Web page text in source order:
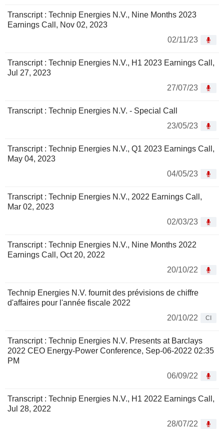
Transcript : Technip Energies N.V., Nine Months 2023
Earnings Call, Nov 02, 2023
02/11/23
Transcript : Technip Energies N.V., H1 2023 Earnings Call,
Jul 27, 2023
27/07/23
Transcript : Technip Energies N.V. - Special Call
23/05/23
Transcript : Technip Energies N.V., Q1 2023 Earnings Call,
May 04, 2023
04/05/23
Transcript : Technip Energies N.V., 2022 Earnings Call,
Mar 02, 2023
02/03/23
Transcript : Technip Energies N.V., Nine Months 2022
Earnings Call, Oct 20, 2022
20/10/22
Technip Energies N.V. fournit des prévisions de chiffre
d'affaires pour l'année fiscale 2022
20/10/22
CI
Transcript : Technip Energies N.V. Presents at Barclays
2022 CEO Energy-Power Conference, Sep-06-2022 02:35
PM
06/09/22
Transcript : Technip Energies N.V., H1 2022 Earnings Call,
Jul 28, 2022
28/07/22